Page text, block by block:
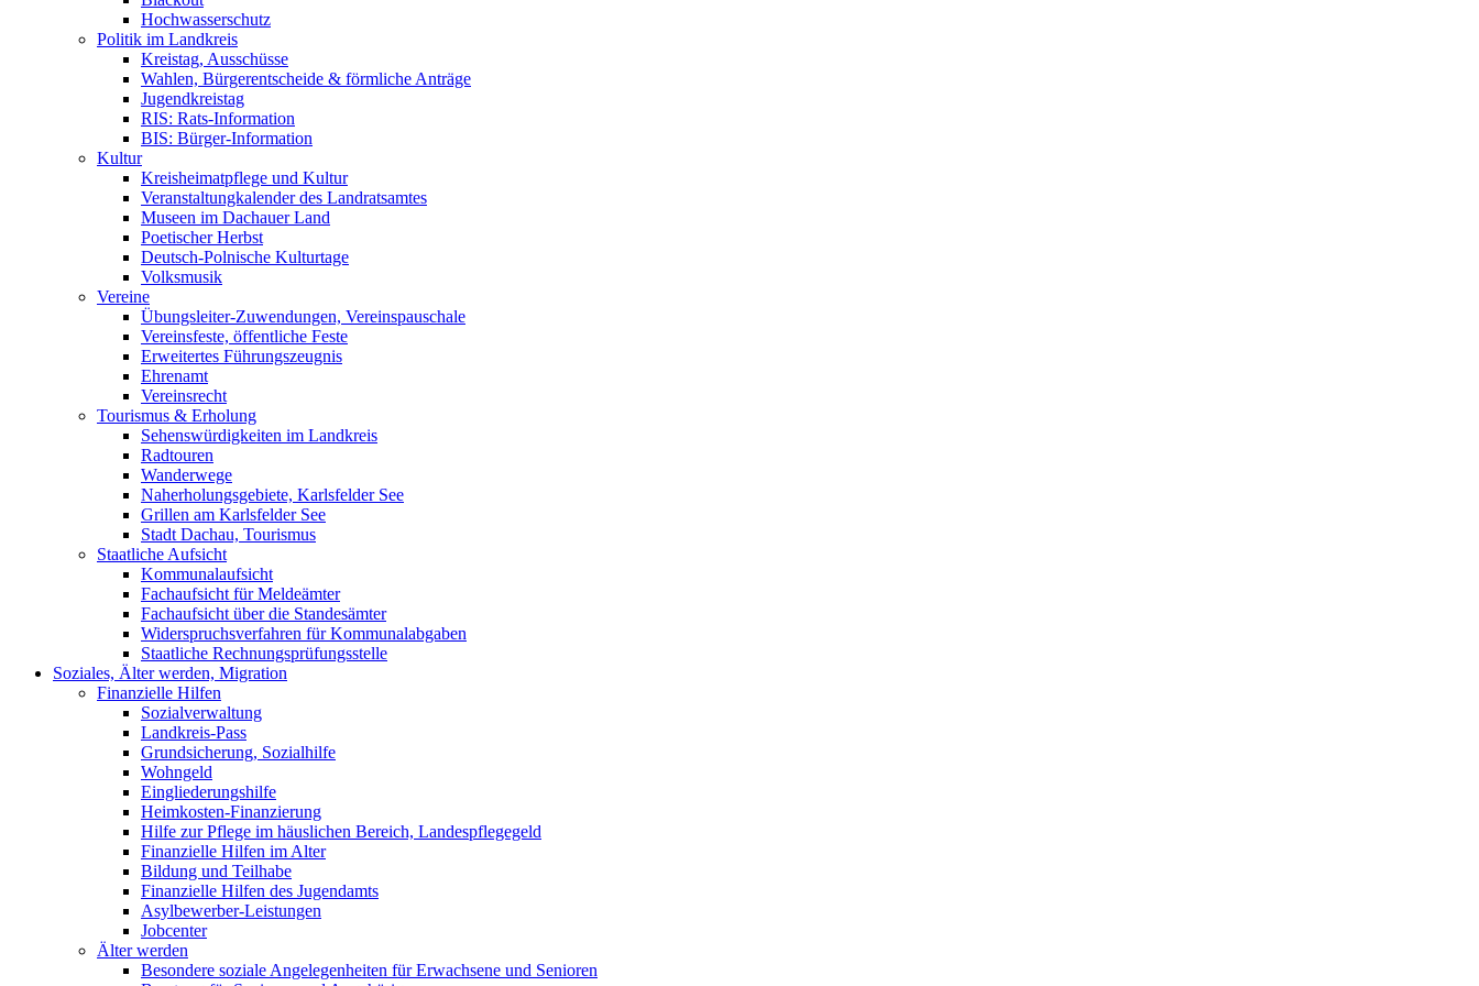
Hochwasserschutz
Politik im Landkreis
Kreistag, Ausschüsse
Wahlen, Bürgerentscheide & förmliche Anträge
Jugendkreistag
RIS: Rats-Information
BIS: Bürger-Information
Kultur
Kreisheimatpflege und Kultur
Veranstaltungkalender des Landratsamtes
Museen im Dachauer Land
Poetischer Herbst
Deutsch-Polnische Kulturtage
Volksmusik
Vereine
Übungsleiter-Zuwendungen, Vereinspauschale
Vereinsfeste, öffentliche Feste
Erweitertes Führungszeugnis
Ehrenamt
Vereinsrecht
Tourismus & Erholung
Sehenswürdigkeiten im Landkreis
Radtouren
Wanderwege
Naherholungsgebiete, Karlsfelder See
Grillen am Karlsfelder See
Stadt Dachau, Tourismus
Staatliche Aufsicht
Kommunalaufsicht
Fachaufsicht für Meldeämter
Fachaufsicht über die Standesämter
Widerspruchsverfahren für Kommunalabgaben
Staatliche Rechnungsprüfungsstelle
Soziales, Älter werden, Migration
Finanzielle Hilfen
Sozialverwaltung
Landkreis-Pass
Grundsicherung, Sozialhilfe
Wohngeld
Eingliederungshilfe
Heimkosten-Finanzierung
Hilfe zur Pflege im häuslichen Bereich, Landespflegegeld
Finanzielle Hilfen im Alter
Bildung und Teilhabe
Finanzielle Hilfen des Jugendamts
Asylbewerber-Leistungen
Jobcenter
Älter werden
Besondere soziale Angelegenheiten für Erwachsene und Senioren